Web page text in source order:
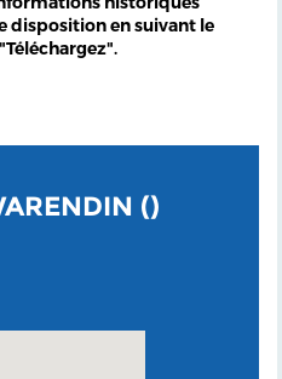
disposition en suivant le
()